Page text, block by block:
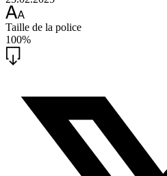
Taille de la police
100%